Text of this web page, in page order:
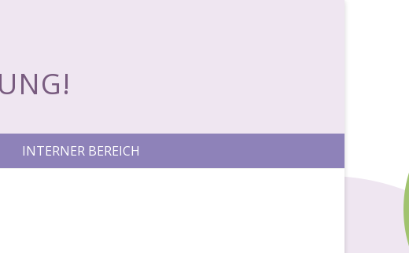
INTERNER BEREICH